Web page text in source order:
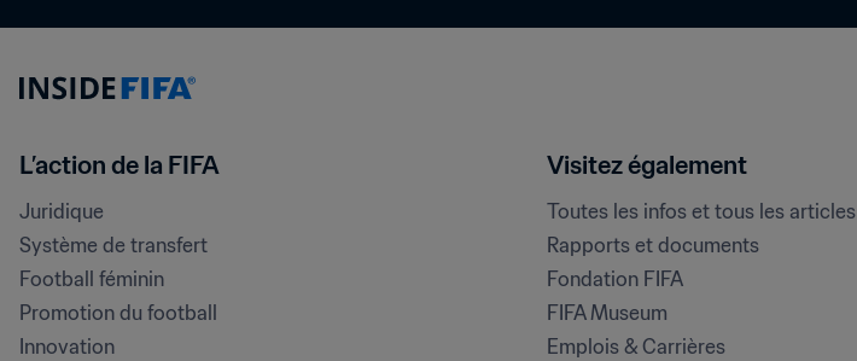
L’action de la FIFA
Juridique
Système de transfert
Football féminin
Promotion du football
Innovation
Visitez également
Toutes les infos et tous les articles
Rapports et documents
Fondation FIFA
FIFA Museum
Emplois & Carrières